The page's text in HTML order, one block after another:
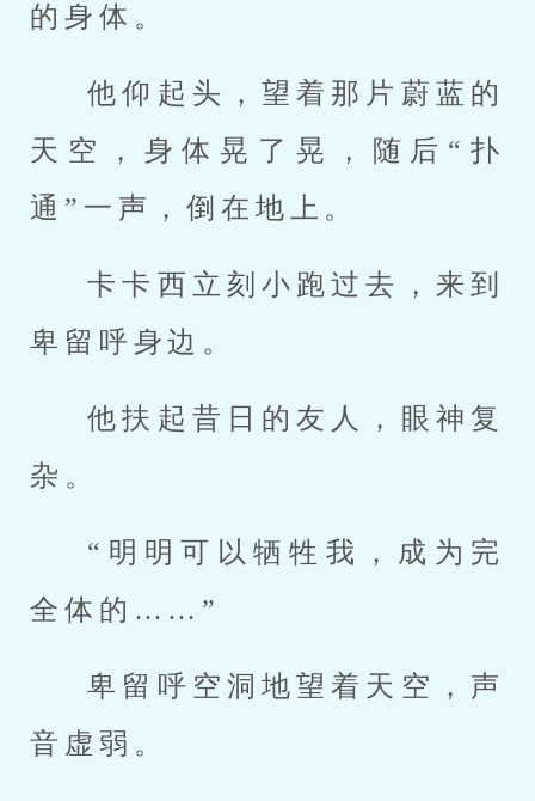
的身体。
他仰起头，望着那片蔚蓝的
天空，身体晃了晃，随后“扑
通”一声，倒在地上。
卡卡西立刻小跑过去，来到
卑留呼身边。
他扶起昔日的友人，眼神复
杂。
“明明可以牺牲我，成为完
全体的……”
卑留呼空洞地望着天空，声
音虚弱。